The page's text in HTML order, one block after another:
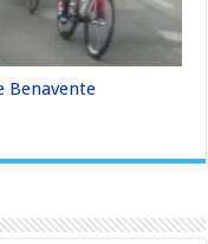
Benavente